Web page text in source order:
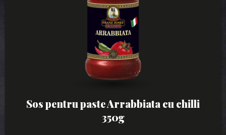
Sos pentru paste Arrabbiata cu chilli
350g